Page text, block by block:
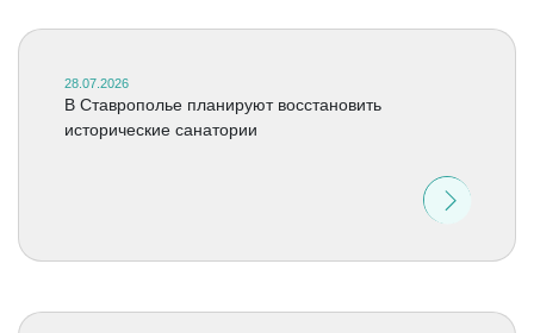
28.07.2026
В Ставрополье планируют восстановить
исторические санатории